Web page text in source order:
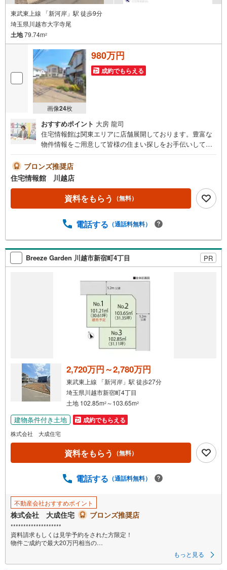
東武東上線 「新河岸」駅 徒歩9分
埼玉県川越市大字寺尾
土地79.74m2
画像24枚
980万円
成約でもらえる
おすすめポイント 大房 龍司
住宅情報館は関東エリアに店舗展開しております。豊富な
物件情報をご用意して皆様の住まい探しをお手伝いしてお
さい。【営業時間 10:00～19:00 火曜・水曜（祝日の場
合は営業いたします）】「資料請求」「内覧」のお問い合
わせは上記時間内ですとスムーズにご対応が可能です。ス
タッフ一同お客様のお問合せをお待ちしております。【住
宅ローン相談会】開催中無理のない住宅ローンの試算やご
りとした資金計画のアドバイスをさせて頂きますので、お
実に努めさせて頂きます。住宅情報館にお越し頂けたら、
物件のご紹介だけではなく、お住まいの疑問、不安、お家
の事ならなんでもご相談いただけます。お客様の要望をお
伺いしながら誠心誠意、全力でサポートさせて頂きます。
お客様一人一人に合わせたライフプランのご提案をさせて
いただきます。お気軽にご相談ください。
ブロンズ推奨店
住宅情報館 川越店
資料をもらう （無料）
電話する （通話料無料）
Breeze Garden 川越市新宿町4丁目 PR
2,720万円～2,780万円
東武東上線 「新河岸」駅 徒歩27分
埼玉県川越市新宿町4丁目
土地 102.85m2 ～103.65m2
建物条件付き土地 成約でもらえる
株式会社 大成住宅
資料をもらう （無料）
電話する （通話料無料）
不動産会社おすすめポイント
株式会社 大成住宅 ブロンズ推奨店
********************
資料請求もしくは見学予約をされた方限定！
物件ご成約で最大20万円相当の
もっと見る